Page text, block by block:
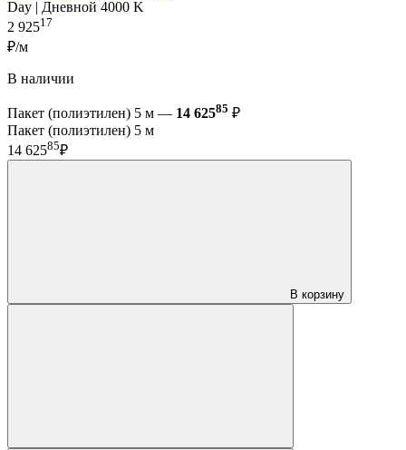
Day | Дневной 4000 K
2 92517
₽/м
В наличии
Пакет (полиэтилен) 5 м — 14 62585 ₽
Пакет (полиэтилен) 5 м
14 62585₽
В корзину